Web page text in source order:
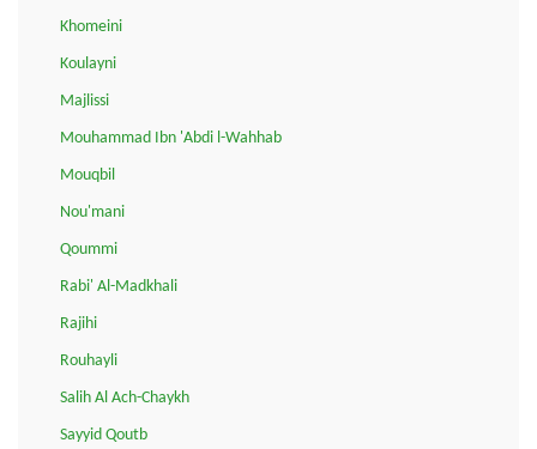
Khomeini
Koulayni
Majlissi
Mouhammad Ibn 'Abdi l-Wahhab
Mouqbil
Nou'mani
Qoummi
Rabi' Al-Madkhali
Rajihi
Rouhayli
Salih Al Ach-Chaykh
Sayyid Qoutb